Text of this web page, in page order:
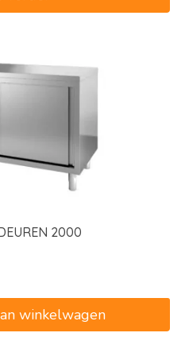
2000
winkelwagen